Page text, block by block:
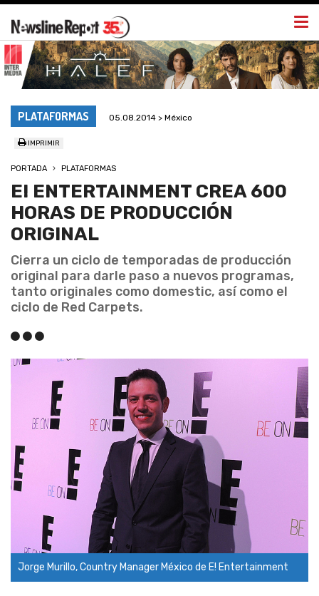
PLATAFORMAS 05.08.2014 > México
IMPRIMIR
PORTADA PLATAFORMAS
E! ENTERTAINMENT CREA 600
HORAS DE PRODUCCIÓN
ORIGINAL
Cierra un ciclo de temporadas de producción
original para darle paso a nuevos programas,
tanto originales como domestic, así como el
ciclo de Red Carpets.
Jorge Murillo, Country Manager México de E! Entertainment